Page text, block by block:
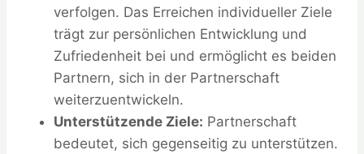
verfolgen. Das Erreichen individueller Ziele
trägt zur persönlichen Entwicklung und
Zufriedenheit bei und ermöglicht es beiden
Partnern, sich in der Partnerschaft
weiterzuentwickeln.
Unterstützende Ziele: Partnerschaft
bedeutet, sich gegenseitig zu unterstützen.